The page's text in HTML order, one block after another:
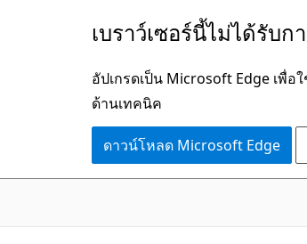
เบราว์เซอร์นี้ไม่ได้รับ
อัปเกรดเป็น Microsoft Edge เพื่
ด้านเทคนิค
ดาวน์โหลด Microsoft Edge